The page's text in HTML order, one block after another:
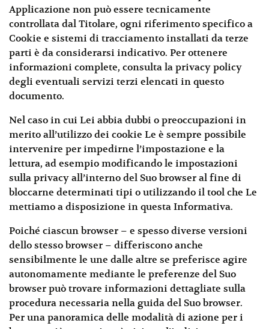
Applicazione non può essere tecnicamente
controllata dal Titolare, ogni riferimento specifico a
Cookie e sistemi di tracciamento installati da terze
parti è da considerarsi indicativo. Per ottenere
informazioni complete, consulta la privacy policy
degli eventuali servizi terzi elencati in questo
documento.
Nel caso in cui Lei abbia dubbi o preoccupazioni in
merito all’utilizzo dei cookie Le è sempre possibile
intervenire per impedirne l’impostazione e la
lettura, ad esempio modificando le impostazioni
sulla privacy all’interno del Suo browser al fine di
bloccarne determinati tipi o utilizzando il tool che Le
mettiamo a disposizione in questa Informativa.
Poiché ciascun browser – e spesso diverse versioni
dello stesso browser – differiscono anche
sensibilmente le une dalle altre se preferisce agire
autonomamente mediante le preferenze del Suo
browser può trovare informazioni dettagliate sulla
procedura necessaria nella guida del Suo browser.
Per una panoramica delle modalità di azione per i